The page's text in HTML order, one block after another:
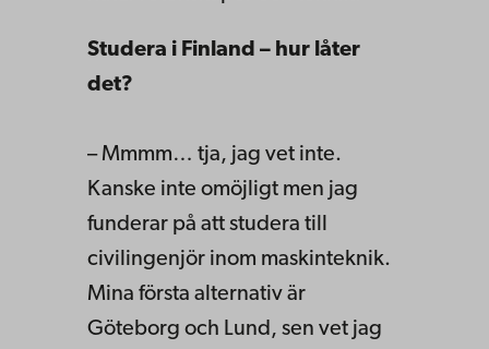
Studera i Finland – hur låter
det?
– Mmmm… tja, jag vet inte.
Kanske inte omöjligt men jag
funderar på att studera till
civilingenjör inom maskinteknik.
Mina första alternativ är
Göteborg och Lund, sen vet jag